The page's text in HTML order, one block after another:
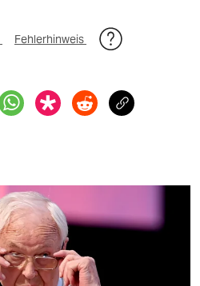
Fehlerhinweis